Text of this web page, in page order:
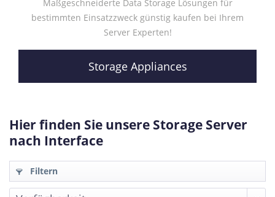
Maßgeschneiderte Data Storage Lösungen für
bestimmten Einsatzzweck günstig kaufen bei Ihrem
Server Experten!
Storage Appliances
Hier finden Sie unsere Storage Server
nach Interface
Filtern